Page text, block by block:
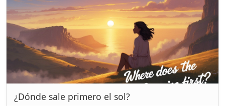
¿Dónde sale primero el sol?